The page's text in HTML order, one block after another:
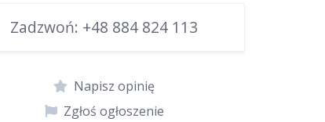
Zadzwoń: +48 884 824 113
Napisz opinię
Zgłoś ogłoszenie